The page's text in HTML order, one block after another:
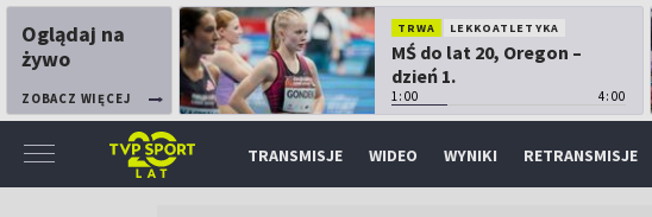
Oglądaj na
żywo
ZOBACZ WIĘCEJ
TRWA LEKKOATLETYKA
MŚ do lat 20, Oregon –
dzień 1.
1:00 4:00
TRANSMISJE WIDEO WYNIKI RETRANSMISJE